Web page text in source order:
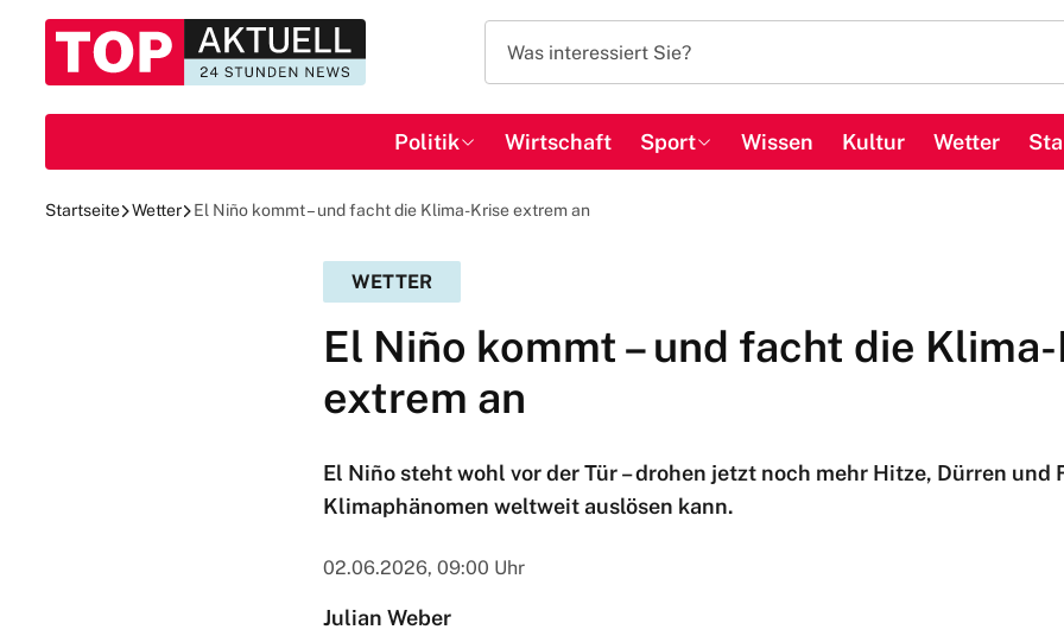
Politik Wirtschaft Sport Wissen Kultur Wetter
Startseite Wetter El Niño kommt – und facht die Klima-Krise extrem an
WETTER
El Niño kommt – und facht die
extrem an
El Niño steht wohl vor der Tür – drohen jetzt noch mehr Hitze, Dürren und
Klimaphänomen weltweit auslösen kann.
02.06.2026, 09:00 Uhr
Julian Weber